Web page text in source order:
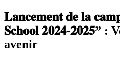
𝐋𝐚𝐧𝐜𝐞𝐦𝐞𝐧𝐭 𝐝𝐞 𝐥𝐚
𝐒𝐜𝐡𝐨𝐨𝐥 𝟐𝟎𝟐𝟒-𝟐𝟎𝟐𝟓” :
avenir